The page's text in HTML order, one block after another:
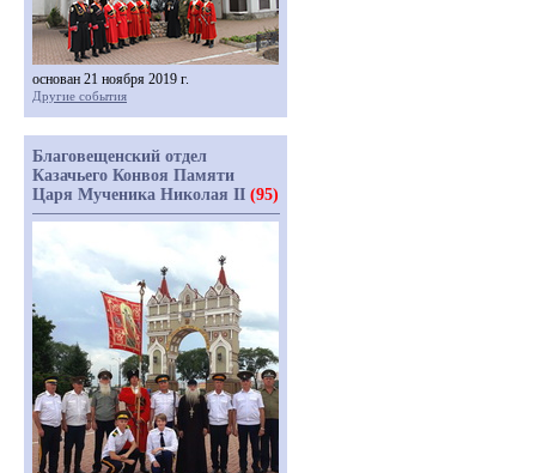
основан 21 ноября 2019 г.
Другие события
Благовещенский отдел
Казачьего Конвоя Памяти
Царя Мученика Николая II (95)